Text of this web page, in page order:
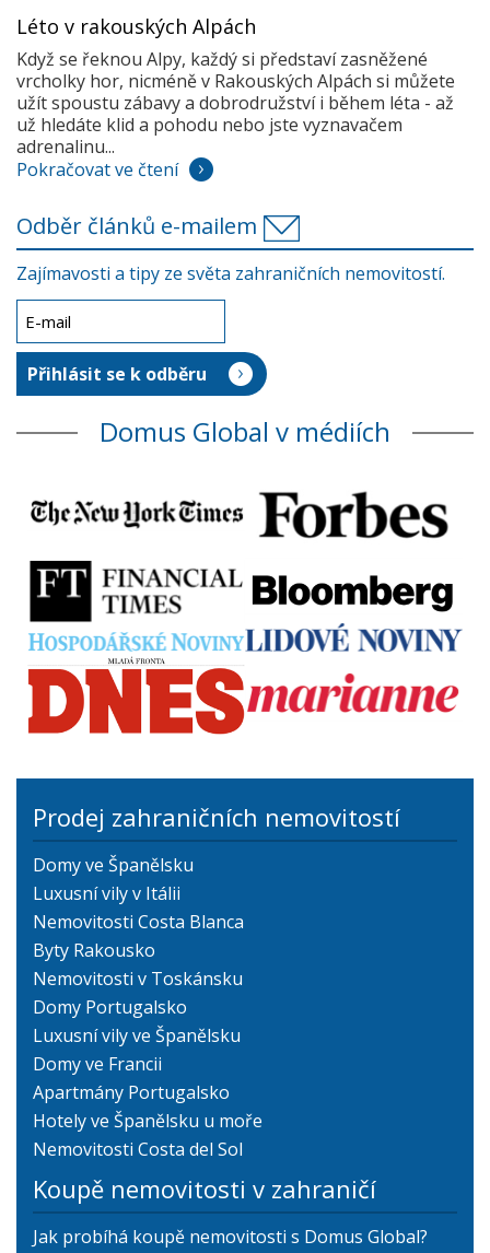
Léto v rakouských Alpách
Když se řeknou Alpy, každý si představí zasněžené
vrcholky hor, nicméně v Rakouských Alpách si můžete
užít spoustu zábavy a dobrodružství i během léta - až
už hledáte klid a pohodu nebo jste vyznavačem
adrenalinu...
Pokračovat ve čtení
Odběr článků e-mailem
Zajímavosti a tipy ze světa zahraničních nemovitostí.
Domus Global v médiích
Prodej zahraničních nemovitostí
Domy ve Španělsku
Luxusní vily v Itálii
Nemovitosti Costa Blanca
Byty Rakousko
Nemovitosti v Toskánsku
Domy Portugalsko
Luxusní vily ve Španělsku
Domy ve Francii
Apartmány Portugalsko
Hotely ve Španělsku u moře
Nemovitosti Costa del Sol
Koupě nemovitosti v zahraničí
Jak probíhá koupě nemovitosti s Domus Global?